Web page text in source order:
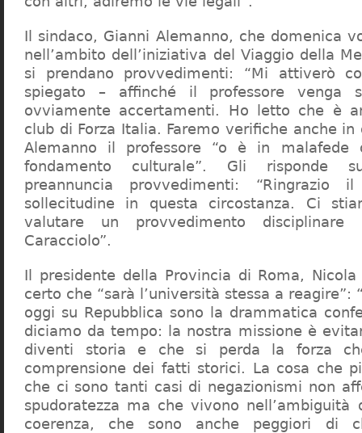
Il sindaco, Gianni Alemanno, che domenica
nell’ambito dell’iniziativa del Viaggio della
si prendano provvedimenti: “Mi attiverò
spiegato – affinché il professore venga
ovviamente accertamenti. Ho letto che è
club di Forza Italia. Faremo verifiche anche in
Alemanno il professore “o è in malafede
fondamento culturale”. Gli risponde
preannuncia provvedimenti:
sollecitudine in questa circostanza. Ci
valutare un provvedimento
Caracciolo”.
Il presidente della Provincia di Roma,
certo che “sarà l’università stessa a reagire”:
oggi su Repubblica sono la drammatica
diciamo da tempo: la nostra missione è
diventi storia e che si perda la forza
comprensione dei fatti storici. La cosa che
che ci sono tanti casi di negazionismi non
spudoratezza ma che vivono nell’ambiguità
coerenza, che sono anche peggiori di